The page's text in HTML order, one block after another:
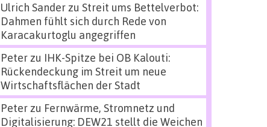
Ulrich Sanderzu Streit ums Bettelverbot:
Dahmen fühlt sich durch Rede von
Karacakurtoglu angegriffen
Peterzu IHK-Spitze bei OB Kalouti:
Rückendeckung im Streit um neue
Wirtschaftsflächen der Stadt
Peterzu Fernwärme, Stromnetz und
Digitalisierung: DEW21 stellt die Weichen